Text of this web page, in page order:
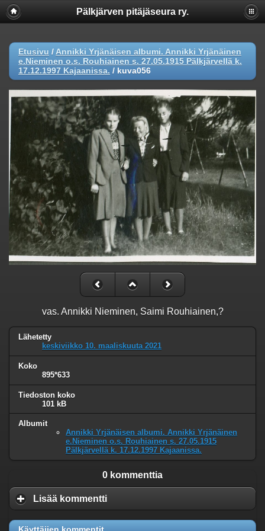
Pälkjärven pitäjäseura ry.
Etusivu / Annikki Yrjänäisen albumi. Annikki Yrjänäinen
e.Nieminen o.s. Rouhiainen s. 27.05.1915 Pälkjärvellä k.
17.12.1997 Kajaanissa. / kuva056
vas. Annikki Nieminen, Saimi Rouhiainen,?
Lähetetty
keskiviikko 10. maaliskuuta 2021
Koko
895*633
Tiedoston koko
101 kB
Albumit
Annikki Yrjänäisen albumi. Annikki Yrjänäinen
e.Nieminen o.s. Rouhiainen s. 27.05.1915
Pälkjärvellä k. 17.12.1997 Kajaanissa.
0 kommenttia
Lisää kommentti